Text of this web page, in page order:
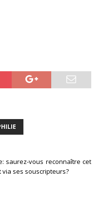
saurez-vous reconnaître cet
ses souscripteurs?